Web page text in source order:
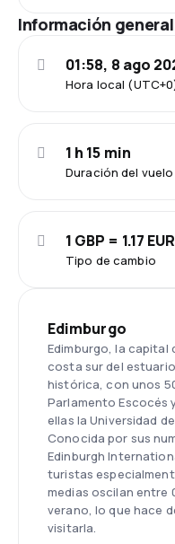
Información general
Hora local
01:58, 8 ago
Duración del
1 h 15 min
Tipo de cambio
1 GBP = 1.17 EUR
Edimburgo
Edimburgo, la capital
costa sur del
histórica, con unos
Parlamento Escocés
ellas la Universidad
Conocida por sus
Edinburgh
turistas
medias oscilan entre
verano, lo que hace
visitarla.